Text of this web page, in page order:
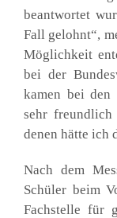
beant­wor­tet
Fall gelohnt“,
Mög­lich­keit
bei der
kamen bei den
sehr
denen hät­te ich
Nach dem
Schü­ler beim
Fach­stel­le für